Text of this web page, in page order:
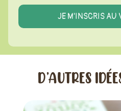
D’AUTRES